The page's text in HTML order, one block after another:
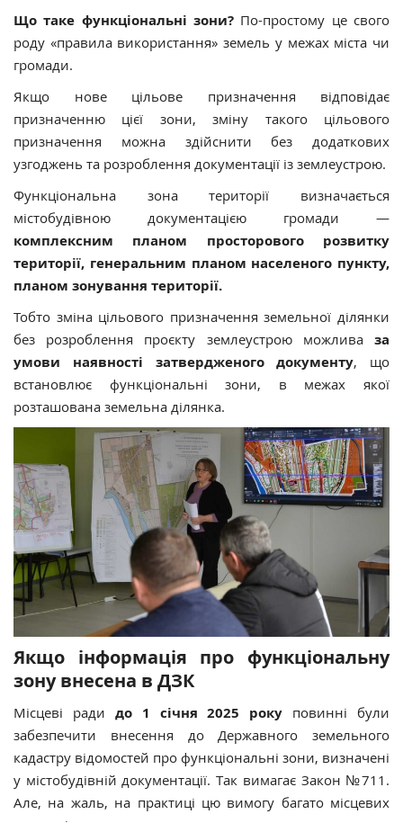
Що таке функціональні зони? По-простому це свого
роду «правила використання» земель у межах міста чи
громади.
Якщо нове цільове призначення відповідає
призначенню цієї зони, зміну такого цільового
призначення можна здійснити без додаткових
узгоджень та розроблення документації із землеустрою.
Функціональна зона території визначається
містобудівною документацією громади —
комплексним планом просторового розвитку
території, генеральним планом населеного пункту,
планом зонування території.
Тобто зміна цільового призначення земельної ділянки
без розроблення проєкту землеустрою можлива за
умови наявності затвердженого документу, що
встановлює функціональні зони, в межах якої
розташована земельна ділянка.
Якщо інформація про функціональну
зону внесена в ДЗК
Місцеві ради до 1 січня 2025 року повинні були
забезпечити внесення до Державного земельного
кадастру відомостей про функціональні зони, визначені
у містобудівній документації. Так вимагає Закон №711.
Але, на жаль, на практиці цю вимогу багато місцевих